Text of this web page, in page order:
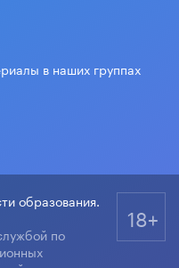
в наших группах
образования.
по
18+